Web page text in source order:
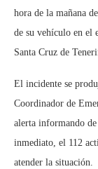
hora de la mañana
de su vehículo en el
Santa Cruz de
El incidente se
Coordinador de
alerta informando
inmediato, el 112
atender la situación.